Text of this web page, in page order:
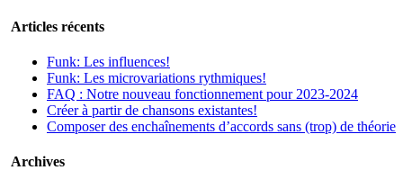
Articles récents
Funk: Les influences!
Funk: Les microvariations rythmiques!
FAQ : Notre nouveau fonctionnement pour 2023-2024
Créer à partir de chansons existantes!
Composer des enchaînements d’accords sans (trop) de théorie
Archives